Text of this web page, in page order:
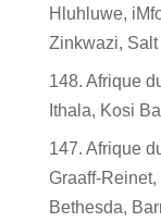
Hluhluwe,
Zinkwazi, Salt
148. Afrique
Ithala, Kosi
147. Afrique
Graaff-
Bethesda,